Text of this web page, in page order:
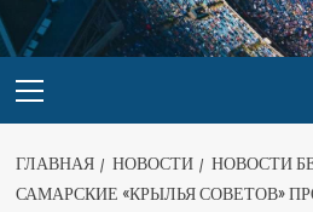
ГЛАВНАЯ НОВОСТИ
НОВОСТИ
САМАРСКИЕ «КРЫЛЬЯ СОВЕТОВ»